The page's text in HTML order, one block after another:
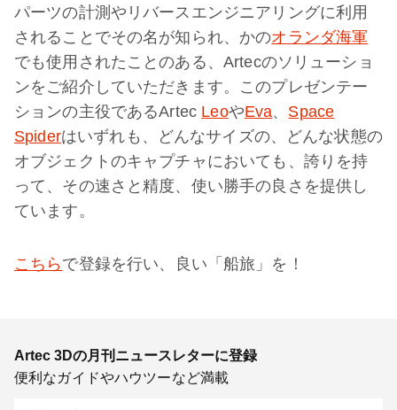
パーツの計測やリバースエンジニアリングに利用
されることでその名が知られ、かのオランダ海軍
でも使用されたことのある、Artecのソリューショ
ンをご紹介していただきます。このプレゼンテー
ションの主役であるArtec LeoやEva、 Space
Spiderはいずれも、どんなサイズの、どんな状態の
オブジェクトのキャプチャにおいても、誇りを持
って、その速さと精度、使い勝手の良さを提供し
ています。
こちらで登録を行い、良い「船旅」を！
Artec 3Dの月刊ニュースレターに登録
便利なガイドやハウツーなど満載